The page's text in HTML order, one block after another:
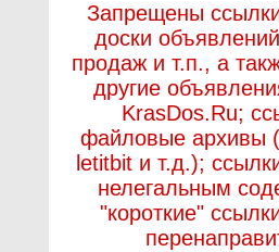
Запрещены
доски
продаж и т.п., а
другие
KrasDos.Ru;
файловые архивы
letitbit и т.д.);
нелегальным
"короткие"